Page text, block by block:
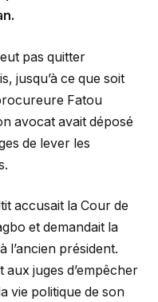
pas quitter
jusqu’à ce que soit
Fatou
avocat avait déposé
de lever les
accusait la Cour de
et demandait la
l’ancien président.
aux juges d’empêcher
vie politique de son